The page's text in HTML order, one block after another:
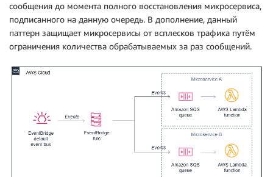
сообщения до момента полного восстановления микросервиса,
подписанного на данную очередь. В дополнение, данный
паттерн защищает микросервисы от всплесков трафика путём
ограничения количества обрабатываемых за раз сообщений.